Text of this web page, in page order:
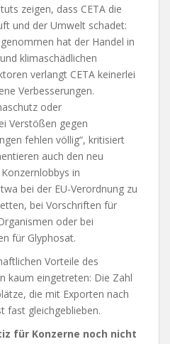
zeigen, dass CETA die
und der Umwelt schadet:
hat der Handel in
klimaschädlichen
verlangt CETA keinerlei
Verbesserungen.
oder
Verstößen gegen
fehlen völlig“, kritisiert
auch den neu
in
bei der EU-Verordnung zu
bei Vorschriften für
oder bei
für Glyphosat.
Vorteile des
kaum eingetreten: Die Zahl
die mit Exporten nach
fast gleichgeblieben.
für Konzerne noch nicht